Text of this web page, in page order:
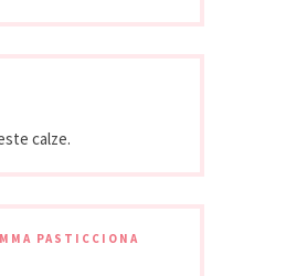
calze.
PASTICCIONA